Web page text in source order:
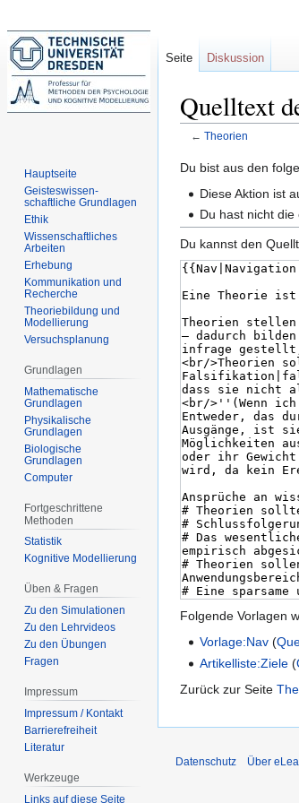
Quelltext
← Theorien
Zur
Navigation
Zur
Suche
Du bist aus den
Diese Aktion ist
Du hast nicht
Du kannst den
Folgende Vorlagen
Vorlage:Nav (
Artikelliste:Ziele (
Zurück zur Seite
Seite Diskussion
Hauptseite
Geisteswissen-
schaftliche Grundlagen
Ethik
Wissenschaftliches
Arbeiten
Erhebung
Kommunikation und
Recherche
Theoriebildung und
Modellierung
Versuchsplanung
Grundlagen
Mathematische
Grundlagen
Physikalische
Grundlagen
Biologische
Grundlagen
Computer
Fortgeschrittene
Methoden
Statistik
Kognitive Modellierung
Üben & Fragen
Zu den Simulationen
Zu den Lehrvideos
Zu den Übungen
Fragen
Impressum
Impressum / Kontakt
Barrierefreiheit
Literatur
Werkzeuge
Links auf diese Seite
Datenschutz Über